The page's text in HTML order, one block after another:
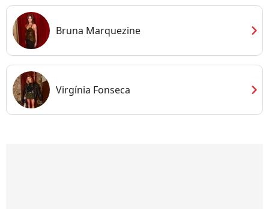
Bruna Marquezine chevron_right
Virgínia Fonseca chevron_right